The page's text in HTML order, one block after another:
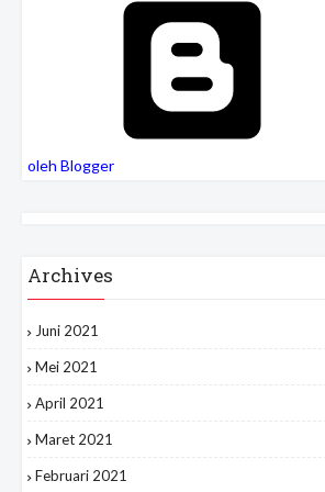
oleh Blogger
Archives
Juni 2021
Mei 2021
April 2021
Maret 2021
Februari 2021